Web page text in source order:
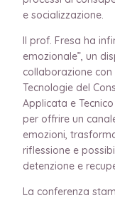
e socializzazione.
Il prof. Fresa ha
emozionale”, un
collaborazione
Tecnologie del
Applicata e
per offrire un
emozioni,
riflessione e
detenzione e
La conferenza